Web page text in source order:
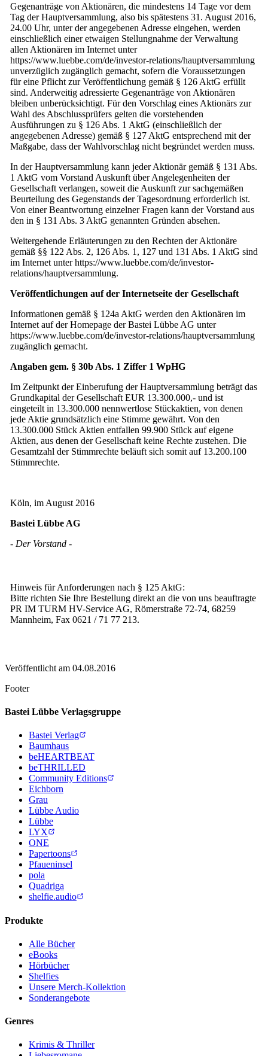
Gegenanträge von Aktionären, die mindestens 14 Tage vor dem
Tag der Hauptversammlung, also bis spätestens 31. August 2016,
24.00 Uhr, unter der angegebenen Adresse eingehen, werden
einschließlich einer etwaigen Stellungnahme der Verwaltung
allen Aktionären im Internet unter
https://www.luebbe.com/de/investor-relations/hauptversammlung
unverzüglich zugänglich gemacht, sofern die Voraussetzungen
für eine Pflicht zur Veröffentlichung gemäß § 126 AktG erfüllt
sind. Anderweitig adressierte Gegenanträge von Aktionären
bleiben unberücksichtigt. Für den Vorschlag eines Aktionärs zur
Wahl des Abschlussprüfers gelten die vorstehenden
Ausführungen zu § 126 Abs. 1 AktG (einschließlich der
angegebenen Adresse) gemäß § 127 AktG entsprechend mit der
Maßgabe, dass der Wahlvorschlag nicht begründet werden muss.
In der Hauptversammlung kann jeder Aktionär gemäß § 131 Abs.
1 AktG vom Vorstand Auskunft über Angelegenheiten der
Gesellschaft verlangen, soweit die Auskunft zur sachgemäßen
Beurteilung des Gegenstands der Tagesordnung erforderlich ist.
Von einer Beantwortung einzelner Fragen kann der Vorstand aus
den in § 131 Abs. 3 AktG genannten Gründen absehen.
Weitergehende Erläuterungen zu den Rechten der Aktionäre
gemäß §§ 122 Abs. 2, 126 Abs. 1, 127 und 131 Abs. 1 AktG sind
im Internet unter https://www.luebbe.com/de/investor-
relations/hauptversammlung.
Veröffentlichungen auf der Internetseite der Gesellschaft
Informationen gemäß § 124a AktG werden den Aktionären im
Internet auf der Homepage der Bastei Lübbe AG unter
https://www.luebbe.com/de/investor-relations/hauptversammlung
zugänglich gemacht.
Angaben gem. § 30b Abs. 1 Ziffer 1 WpHG
Im Zeitpunkt der Einberufung der Hauptversammlung beträgt das
Grundkapital der Gesellschaft EUR 13.300.000,- und ist
eingeteilt in 13.300.000 nennwertlose Stückaktien, von denen
jede Aktie grundsätzlich eine Stimme gewährt. Von den
13.300.000 Stück Aktien entfallen 99.900 Stück auf eigene
Aktien, aus denen der Gesellschaft keine Rechte zustehen. Die
Gesamtzahl der Stimmrechte beläuft sich somit auf 13.200.100
Stimmrechte.
Köln, im August 2016
Bastei Lübbe AG
- Der Vorstand -
Hinweis für Anforderungen nach § 125 AktG:
Bitte richten Sie Ihre Bestellung direkt an die von uns beauftragte
PR IM TURM HV-Service AG, Römerstraße 72-74, 68259
Mannheim, Fax 0621 / 71 77 213.
Veröffentlicht am 04.08.2016
Footer
Bastei Lübbe Verlagsgruppe
Bastei Verlag
Baumhaus
beHEARTBEAT
beTHRILLED
Community Editions
Eichborn
Grau
Lübbe Audio
Lübbe
LYX
ONE
Papertoons
Pfaueninsel
pola
Quadriga
shelfie.audio
Produkte
Alle Bücher
eBooks
Hörbücher
Shelfies
Unsere Merch-Kollektion
Sonderangebote
Genres
Krimis & Thriller